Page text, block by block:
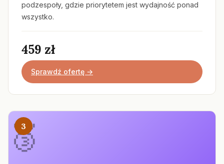
podzespoły, gdzie priorytetem jest wydajność ponad
wszystko.
459 zł
Sprawdź ofertę →
3